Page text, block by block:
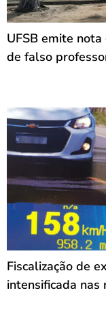
UFSB emite
de falso
Fiscalização de
intensificada nas